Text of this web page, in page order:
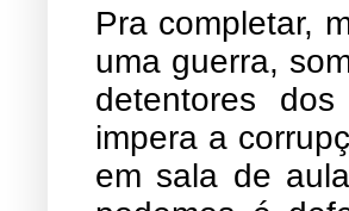
Pra completar,
uma guerra,
detentores
impera a
em sala de